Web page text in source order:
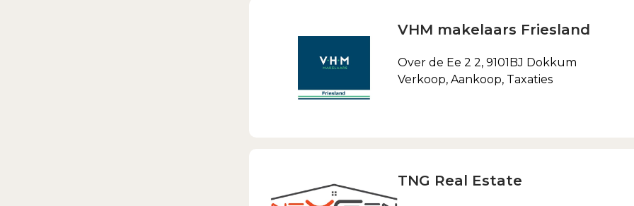
VHM makelaars Friesland
Over de Ee 2 2, 9101BJ Dokkum
Verkoop, Aankoop, Taxaties
TNG Real Estate